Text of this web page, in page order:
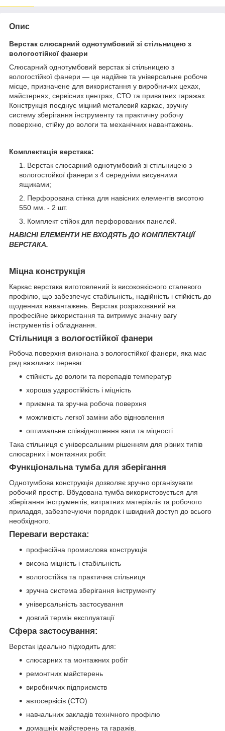
Опис
Верстак слюсарний однотумбовий зі стільницею з
вологостійкої фанери
Слюсарний однотумбовий верстак зі стільницею з
вологостійкої фанери — це надійне та універсальне робоче
місце, призначене для використання у виробничих цехах,
майстернях, сервісних центрах, СТО та приватних гаражах.
Конструкція поєднує міцний металевий каркас, зручну
систему зберігання інструменту та практичну робочу
поверхню, стійку до вологи та механічних навантажень.
Комплектація верстака:
Верстак слюсарний однотумбовий зі стільницею з
вологостойкої фанери з 4 середніми висувними
ящиками;
Перфорована стінка для навісних елементів висотою
550 мм. - 2 шт.
Комплект стійок для перфорованих панелей.
НАВІСНІ ЕЛЕМЕНТИ НЕ ВХОДЯТЬ ДО КОМПЛЕКТАЦІЇ
ВЕРСТАКА.
Міцна конструкція
Каркас верстака виготовлений із високоякісного сталевого
профілю, що забезпечує стабільність, надійність і стійкість до
щоденних навантажень. Верстак розрахований на
професійне використання та витримує значну вагу
інструментів і обладнання.
Стільниця з вологостійкої фанери
Робоча поверхня виконана з вологостійкої фанери, яка має
ряд важливих переваг:
стійкість до вологи та перепадів температур
хороша ударостійкість і міцність
приємна та зручна робоча поверхня
можливість легкої заміни або відновлення
оптимальне співвідношення ваги та міцності
Така стільниця є універсальним рішенням для різних типів
слюсарних і монтажних робіт.
Функціональна тумба для зберігання
Однотумбова конструкція дозволяє зручно організувати
робочий простір. Вбудована тумба використовується для
зберігання інструментів, витратних матеріалів та робочого
приладдя, забезпечуючи порядок і швидкий доступ до всього
необхідного.
Переваги верстака:
професійна промислова конструкція
висока міцність і стабільність
вологостійка та практична стільниця
зручна система зберігання інструменту
універсальність застосування
довгий термін експлуатації
Сфера застосування:
Верстак ідеально підходить для:
слюсарних та монтажних робіт
ремонтних майстерень
виробничих підприємств
автосервісів (СТО)
навчальних закладів технічного профілю
домашніх майстерень та гаражів.